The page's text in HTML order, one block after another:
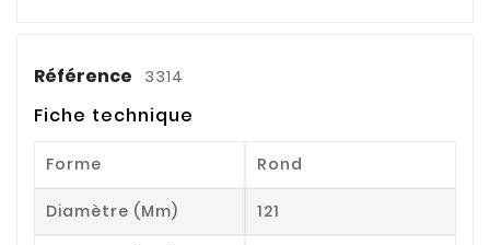
Référence 3314
Fiche technique
Forme Rond
Diamètre (mm) 121